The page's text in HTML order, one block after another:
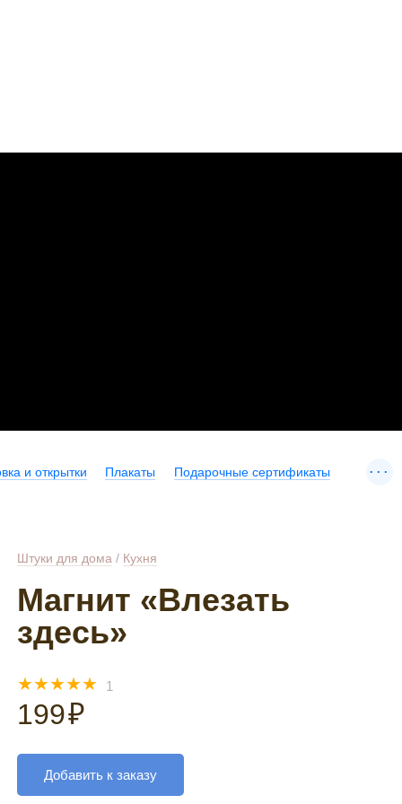
и открытки Плакаты Подарочные сертификаты ...
Штуки для дома / Кухня
Магнит «Влезать
здесь»
☆
☆
☆
☆
☆ 1
199₽
Добавить к заказу